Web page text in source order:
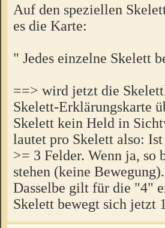
Auf den speziellen
es die Karte:
" Jedes einzelne Skelett
==> wird jetzt die
Skelett-Erklärungskarte
Skelett kein Held in
lautet pro Skelett also:
>= 3 Felder. Wenn ja, so
stehen (keine Bewegung).
Dasselbe gilt für die "4"
Skelett bewegt sich jetzt